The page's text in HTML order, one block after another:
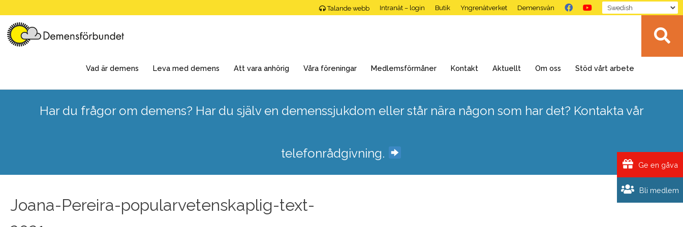
to
content
Talande webb Intranät – login Butik Yngrenätverket Demensvän
Vad är demens Leva med demens Att vara anhörig Våra föreningar Medlemsförmåner Kontakt Aktuellt Om oss Stöd vårt arbete
Har du frågor om demens? Har du själv en demenssjukdom eller står nära någon som har det? Kontakta vår
telefonrådgivning.
Joana-Pereira-popularvetenskaplig-text-
Bli medlem
Ge en gåva